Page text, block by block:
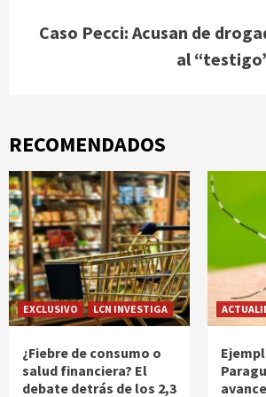
Caso Pecci: Acusan de
al
RECOMENDADOS
EXCLUSIVO LCN INVESTIGA
¿Fiebre de consumo o
salud financiera? El
debate detrás de los 2,3